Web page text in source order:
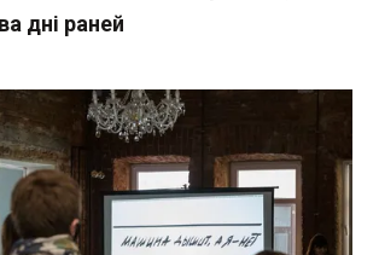
дні раней